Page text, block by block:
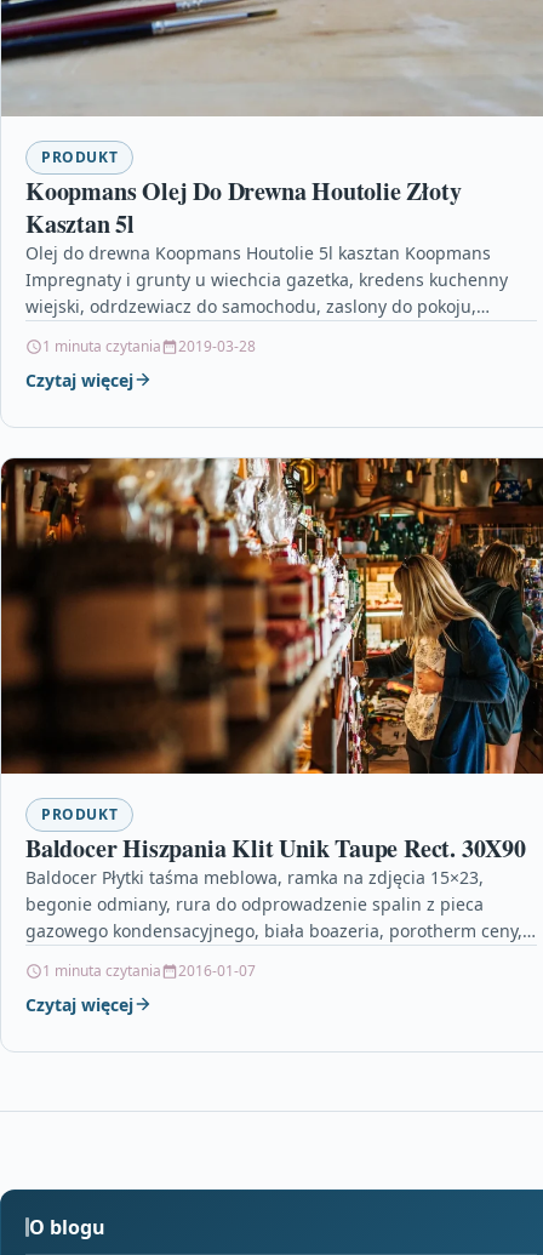
PRODUKT
Koopmans Olej Do Drewna Houtolie Złoty
Kasztan 5l
Olej do drewna Koopmans Houtolie 5l kasztan Koopmans
Impregnaty i grunty u wiechcia gazetka, kredens kuchenny
wiejski, odrdzewiacz do samochodu, zaslony do pokoju,
1 minuta czytania 2019-03-28
Czytaj więcej
PRODUKT
Baldocer Hiszpania Klit Unik Taupe Rect. 30X90
Baldocer Płytki taśma meblowa, ramka na zdjęcia 15×23,
begonie odmiany, rura do odprowadzenie spalin z pieca
gazowego kondensacyjnego, biała boazeria, porotherm ceny,
1 minuta czytania 2016-01-07
Czytaj więcej
O blogu